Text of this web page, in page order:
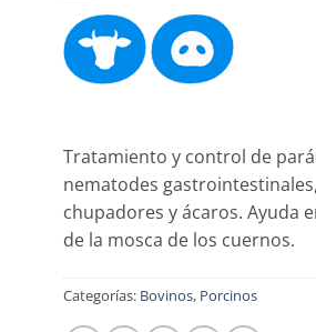
Tratamiento y control de
nematodes
chupadores y ácaros. Ayuda
de la mosca de los cuernos.
Categorías: Bovinos, Porcinos